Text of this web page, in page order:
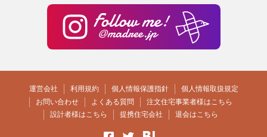
運営会社 利用規約 個人情報保護指針
個人情報取扱規定
お問い合わせ
よくある質問
注文住宅事業者様はこちら
設計者様はこちら
提携住宅会社 退会はこちら